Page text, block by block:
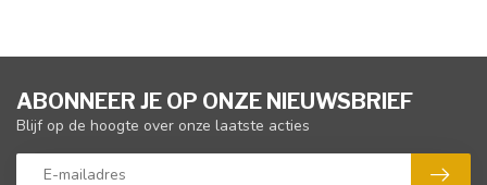
ABONNEER JE OP ONZE NIEUWSBRIEF
Blijf op de hoogte over onze laatste acties